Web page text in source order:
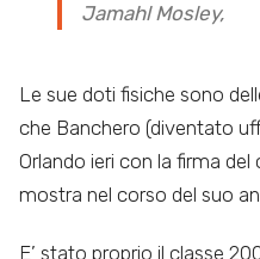
Jamahl Mosley,
Le sue doti fisiche sono
che Banchero (diventato
Orlando ieri con la firma
mostra nel corso del suo
E’ stato proprio il classe